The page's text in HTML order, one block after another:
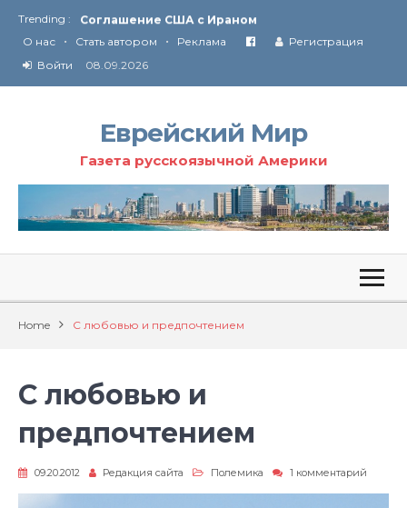
Trending :
Соглашение США с Ираном
Технология Революции в Иране
О нас • Стать автором • Реклама
Регистрация
Войти
08.09.2026
Еврейский Мир
Газета русскоязычной Америки
Home С любовью и предпочтением
С любовью и
предпочтением
09.20.2012 Редакция сайта Полемика 1 комментарий